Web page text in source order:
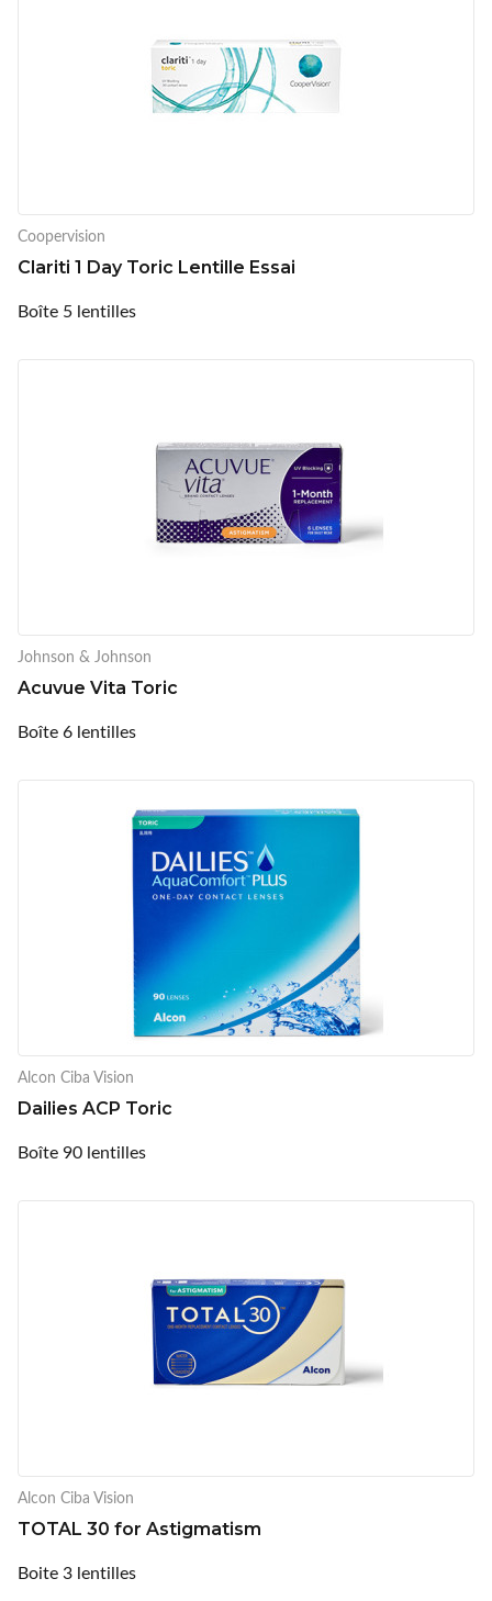
Coopervision
Clariti 1 Day Toric Lentille Essai
Boîte 5 lentilles
Johnson & Johnson
Acuvue Vita Toric
Boîte 6 lentilles
Alcon Ciba Vision
Dailies ACP Toric
Boîte 90 lentilles
Alcon Ciba Vision
TOTAL 30 for Astigmatism
Boite 3 lentilles